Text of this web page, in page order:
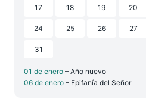
17 18 19 20
24 25 26 27
31
01 de enero – Año nuevo
06 de enero – Epifanía del Señor